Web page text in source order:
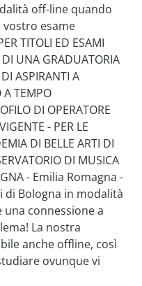
off-line quando
esame
TITOLI ED ESAMI
UNA GRADUATORIA
ASPIRANTI A
A TEMPO
DI OPERATORE
- PER LE
DI BELLE ARTI DI
DI MUSICA
- Emilia Romagna -
di Bologna in modalità
connessione a
La nostra
anche offline, così
ovunque vi